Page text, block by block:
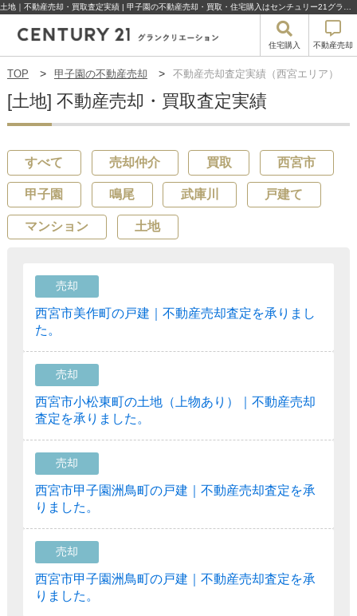
住宅購入 不動産売却
TOP 甲子園の不動産売却 不動産売却査定実績（西宮エリア）
[土地] 不動産売却・買取査定実績
すべて 売却仲介 買取 西宮市
甲子園 鳴尾 武庫川 戸建て
マンション 土地
売却
西宮市美作町の戸建｜不動産売却査定を承りまし
た。
売却
西宮市小松東町の土地（上物あり）｜不動産売却
査定を承りました。
売却
西宮市甲子園洲鳥町の戸建｜不動産売却査定を承
りました。
売却
西宮市甲子園洲鳥町の戸建｜不動産売却査定を承
りました。